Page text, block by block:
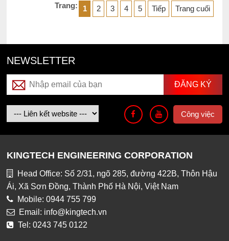
Trang: 1 2 3 4 5 Tiếp Trang cuối
NEWSLETTER
Công việc
KINGTECH ENGINEERING CORPORATION
Head Office: Số 2/31, ngõ 285, đường 422B, Thôn Hậu
Ái, Xã Sơn Đồng, Thành Phố Hà Nội, Việt Nam
Mobile: 0944 755 799
Email: info@kingtech.vn
Tel: 0243 745 0122